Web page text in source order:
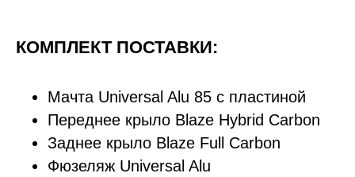
КОМПЛЕКТ ПОСТАВКИ:
Мачта Universal Alu 85 с пластиной
Переднее крыло Blaze Hybrid Carbon
Заднее крыло Blaze Full Carbon
Фюзеляж Universal Alu